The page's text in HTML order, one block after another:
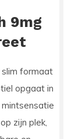
9mg
formaat
opgaat in
zijn plek,